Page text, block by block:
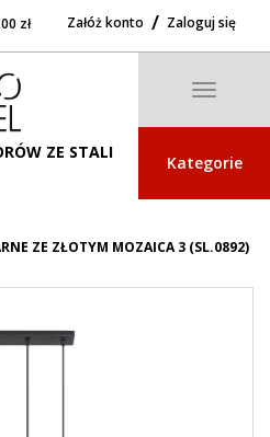
zł Załóż konto Zaloguj się
ZE STALI
Toggle
Kategorie
ZE ZŁOTYM MOZAICA 3 (SL.0892)